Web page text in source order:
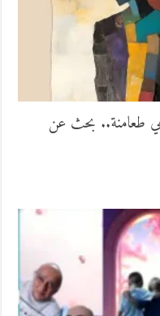
طعامنة.. بحث عن